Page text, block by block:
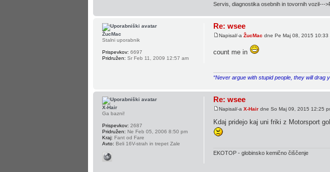
Servis, diagnostika osebnih in tovornih vozil---
Re: wsee
Napisal/-a ŽucMac dne Pe Maj 08, 2015 10:33
count me in
“Never argue with stupid people, they will drag
ŽucMac
Stalni uporabnik
Prispevkov: 6697
Pridružen: Sr Feb 11, 2009 12:57 am
Re: wsee
Napisal/-a X-Hairdne So Maj 09, 2015 12:25
Kdaj pridejo kaj uni friki z Motorsport
EKOTOP - globinsko kemično čiščenje
X-Hair
Ga bazni!
Prispevkov: 2687
Pridružen: Ne Feb 05, 2006 8:50 pm
Kraj: Fant od Fare
Avto: Beli 16V-strah in trepet Zale